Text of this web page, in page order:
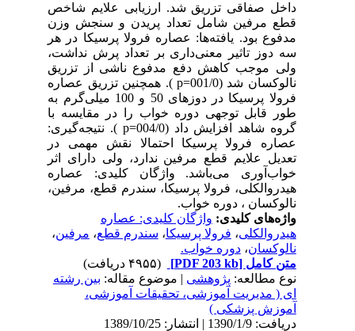
داخل صفاقی تزریق شد. ارزیابی‌ علایم شاخص‌
قطع‌ مرفین شامل‌ تعداد پریدن و سنجش‌ وزن‌
مدفوع‌‌ بود. یافته‌ها: عصاره‌ فرولا پرسیکا در هر
سه دوز تاثیر معنی‌داری بر تعداد پرش نداشت،
ولی موجب کاهش دفع مدفوع ناشی از تزریق‌
نالوکسان‌ شد (001/0=p ). همچنین تزریق‌ عصاره‌
فرولا پرسیکا در دوزهای ‌50 و 100 میلی‌گرم به‌
طور قابل‌ توجهی‌ دوره‌ خواب‌ را در مقایسه‌ با
گروه‌ شاهد‌ افزایش‌ داد (004/0=p ). نتیجه‌گیری:
عصاره‌ فرولا پرسیکا احتمالا نقش‌ مهمی‌ در
تعدیل‌ علایم ‌قطع‌ مرفین‌ ندارد، ولی دارای اثر
خواب‌آوری می‌باشد. واژگان کلیدی: عصاره
هیدروالکلی، فرولا پرسیکا، سندرم قطع، مرفین،
نالوکسان ، دوره‌ خواب‌.
واژه‌های کلیدی:واژگان کلیدی: عصاره
هیدروالکلی،فرولا پرسیکا،سندرم قطع،مرفین،
نالوکسان،دوره‌ خواب‌.
متن کامل[PDF 203 kb]
نوع مطالعه:پژوهشی| موضوع مقاله:بین رشته
ای ( مدیریت آموزشی، تحقیقات آموزشی،
آموزش پزشکی )
دریافت: 1390/1/9 | انتشار: 1389/10/25